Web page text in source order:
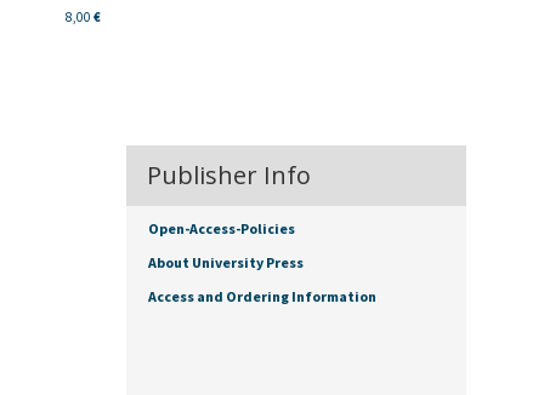
8,00 €
Publisher Info
Open-Access-Policies
About University Press
Access and Ordering Information